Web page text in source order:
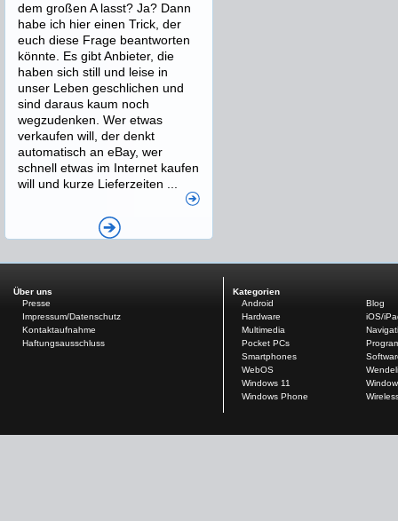
dem großen A lasst? Ja? Dann
habe ich hier einen Trick, der
euch diese Frage beantworten
könnte. Es gibt Anbieter, die
haben sich still und leise in
unser Leben geschlichen und
sind daraus kaum noch
wegzudenken. Wer etwas
verkaufen will, der denkt
automatisch an eBay, wer
schnell etwas im Internet kaufen
will und kurze Lieferzeiten ...
Über uns
Presse
Impressum/Datenschutz
Kontaktaufnahme
Haftungsausschluss
Kategorien
Android
Blog
Hardware
iOS/
Multimedia
Pocket PCs
Smartphones
WebOS
Windows 11
Windows Phone